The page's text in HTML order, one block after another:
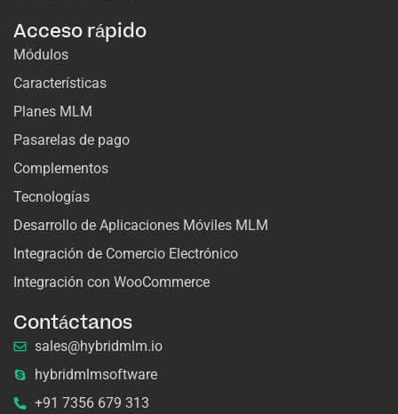
Acceso rápido
Módulos
Características
Planes MLM
Pasarelas de pago
Complementos
Tecnologías
Desarrollo de Aplicaciones Móviles MLM
Integración de Comercio Electrónico
Integración con WooCommerce
Contáctanos
sales@hybridmlm.io
hybridmlmsoftware
+91 7356 679 313